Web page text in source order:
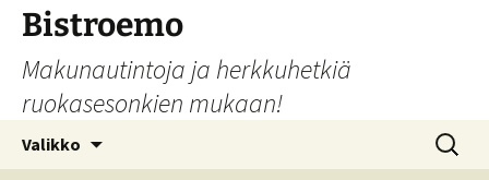
Siirry
sisältöön
Bistroemo
Makunautintoja ja herkkuhetkiä
ruokasesonkien mukaan!
Valikko Haku: